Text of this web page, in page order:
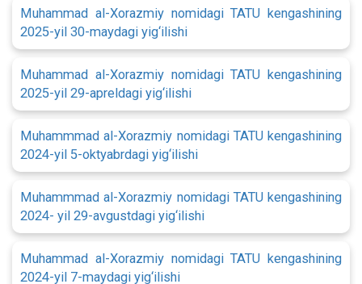
Muhammad al-Xorazmiy nomidagi TATU kengashining
2025-yil 30-maydagi yig‘ilishi
Muhammad al-Xorazmiy nomidagi TATU kengashining
2025-yil 29-apreldagi yig‘ilishi
Muhammmad al-Xorazmiy nomidagi TATU kengashining
2024-yil 5-oktyabrdagi yig‘ilishi
Muhammmad al-Xorazmiy nomidagi TATU kengashining
2024- yil 29-avgustdagi yig‘ilishi
Muhammad al-Xorazmiy nomidagi TATU kengashining
2024-yil 7-maydagi yig‘ilishi